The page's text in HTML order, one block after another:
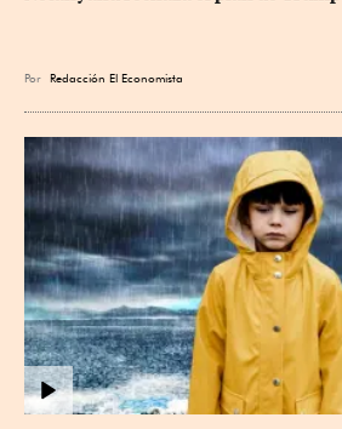
Por Redacción El Economista